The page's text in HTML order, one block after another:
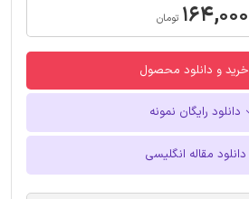
۱۶۴,۰۰۰ تومان
خرید و دانلود محصول
دانلود رایگان نمونه
دانلود مقاله انگلیسی